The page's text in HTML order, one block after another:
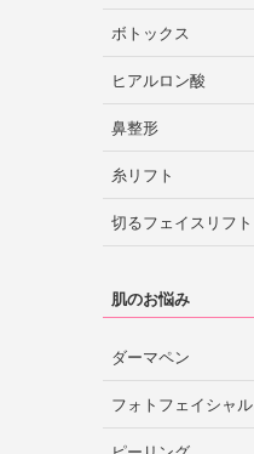
ボトックス
ヒアルロン酸
鼻整形
糸リフト
切るフェイスリフト
肌のお悩み
ダーマペン
フォトフェイシャル